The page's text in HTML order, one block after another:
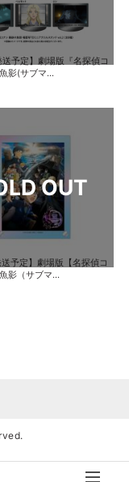
送予定】劇場版『名探偵コ
影(サブマ...
送予定】劇場版【名探偵コ
影（サブマ...